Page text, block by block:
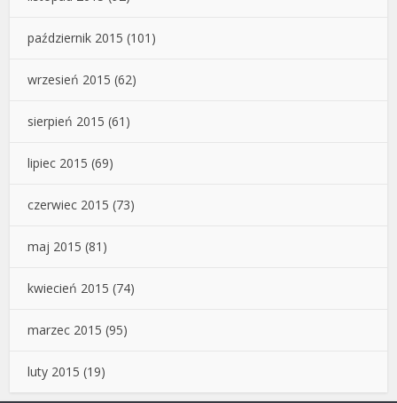
październik 2015 (101)
wrzesień 2015 (62)
sierpień 2015 (61)
lipiec 2015 (69)
czerwiec 2015 (73)
maj 2015 (81)
kwiecień 2015 (74)
marzec 2015 (95)
luty 2015 (19)